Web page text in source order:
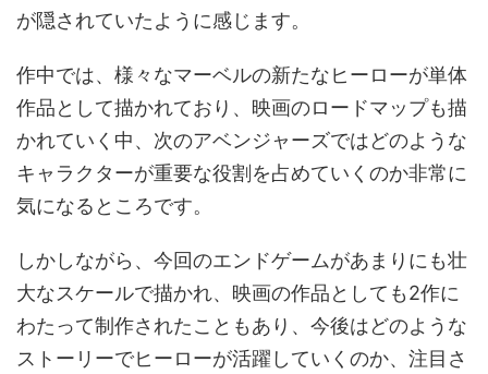
が隠されていたように感じます。
作中では、様々なマーベルの新たなヒーローが単体
作品として描かれており、映画のロードマップも描
かれていく中、次のアベンジャーズではどのような
キャラクターが重要な役割を占めていくのか非常に
気になるところです。
しかしながら、今回のエンドゲームがあまりにも壮
大なスケールで描かれ、映画の作品としても2作に
わたって制作されたこともあり、今後はどのような
ストーリーでヒーローが活躍していくのか、注目さ